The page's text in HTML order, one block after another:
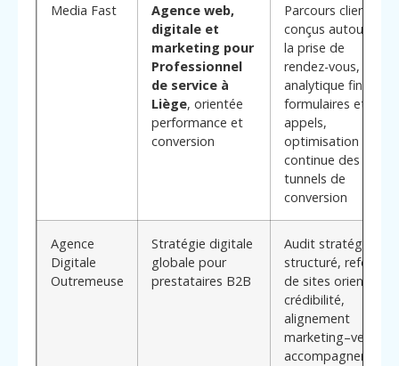
Media Fast
Agence web,
digitale et
marketing pour
Professionnel
de service à
Liège, orientée
performance et
conversion
Parcours clients
conçus autour de
la prise de
rendez-vous, suivi
analytique fin des
formulaires et
appels,
optimisation
continue des
tunnels de
conversion
Agence
Digitale
Outremeuse
Stratégie digitale
globale pour
prestataires B2B
Audit stratégique
structuré, refonte
de sites orientée
crédibilité,
alignement
marketing–vente,
accompagnement